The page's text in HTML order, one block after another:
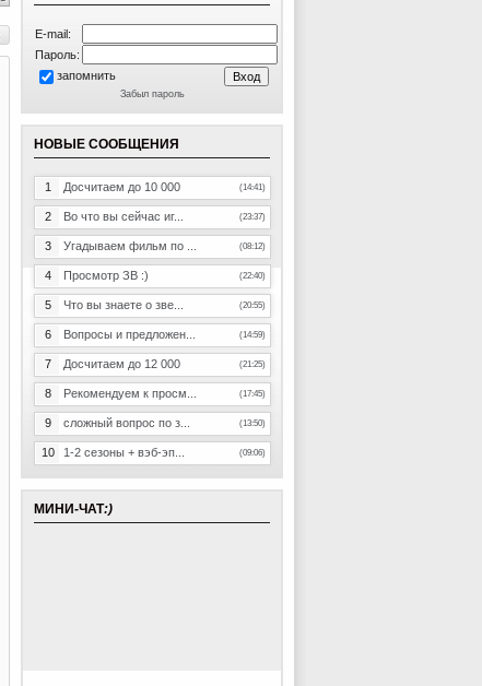
E-mail:
Пароль:
запомнить
Забыл пароль
НОВЫЕ СООБЩЕНИЯ
1 Досчитаем до 10 000 (14:41)
2 Во что вы сейчас иг... (23:37)
3 Угадываем фильм по ... (08:12)
4 Просмотр ЗВ :) (22:40)
5 Что вы знаете о зве... (20:55)
6 Вопросы и предложен... (14:59)
7 Досчитаем до 12 000 (21:25)
8 Рекомендуем к просм... (17:45)
9 сложный вопрос по з... (13:50)
10 1-2 сезоны + вэб-эп... (09:06)
МИНИ-ЧАТ:)